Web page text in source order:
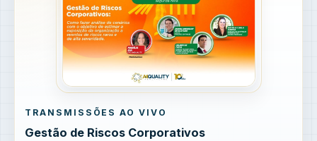
TRANSMISSÕES AO VIVO
Gestão de Riscos Corporativos